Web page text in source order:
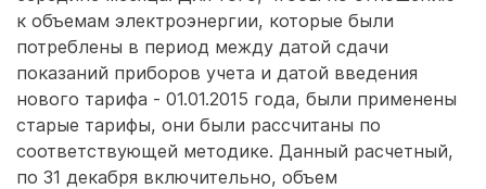
к объемам электроэнергии, которые были
потреблены в период между датой сдачи
показаний приборов учета и датой введения
нового тарифа - 01.01.2015 года, были применены
старые тарифы, они были рассчитаны по
соответствующей методике. Данный расчетный,
по 31 декабря включительно, объем